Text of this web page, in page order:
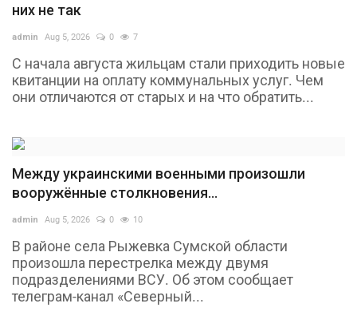
них не так
admin Aug 5, 2026 0 7
С начала августа жильцам стали приходить новые
квитанции на оплату коммунальных услуг. Чем
они отличаются от старых и на что обратить...
Между украинскими военными произошли
вооружённые столкновения...
admin Aug 5, 2026 0 10
В районе села Рыжевка Сумской области
произошла перестрелка между двумя
подразделениями ВСУ. Об этом сообщает
телеграм-канал «Северный...